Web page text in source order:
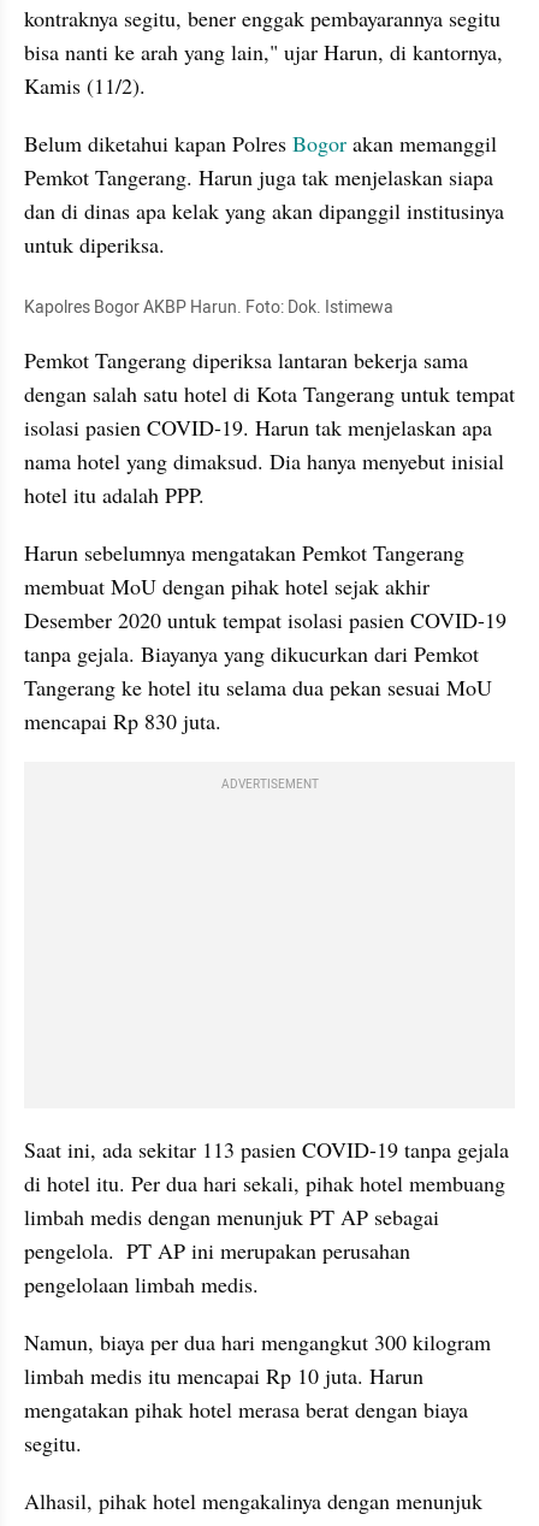
kontraknya segitu, bener enggak pembayarannya segitu
bisa nanti ke arah yang lain," ujar Harun, di kantornya,
Kamis (11/2).
Belum diketahui kapan Polres Bogor akan memanggil
Pemkot Tangerang. Harun juga tak menjelaskan siapa
dan di dinas apa kelak yang akan dipanggil institusinya
untuk diperiksa.
Kapolres Bogor AKBP Harun. Foto: Dok. Istimewa
Pemkot Tangerang diperiksa lantaran bekerja sama
dengan salah satu hotel di Kota Tangerang untuk tempat
isolasi pasien COVID-19. Harun tak menjelaskan apa
nama hotel yang dimaksud. Dia hanya menyebut inisial
hotel itu adalah PPP.
Harun sebelumnya mengatakan Pemkot Tangerang
membuat MoU dengan pihak hotel sejak akhir
Desember 2020 untuk tempat isolasi pasien COVID-19
tanpa gejala. Biayanya yang dikucurkan dari Pemkot
Tangerang ke hotel itu selama dua pekan sesuai MoU
mencapai Rp 830 juta.
ADVERTISEMENT
Saat ini, ada sekitar 113 pasien COVID-19 tanpa gejala
di hotel itu. Per dua hari sekali, pihak hotel membuang
limbah medis dengan menunjuk PT AP sebagai
pengelola.  PT AP ini merupakan perusahan
pengelolaan limbah medis.
Namun, biaya per dua hari mengangkut 300 kilogram
limbah medis itu mencapai Rp 10 juta. Harun
mengatakan pihak hotel merasa berat dengan biaya
segitu.
Alhasil, pihak hotel mengakalinya dengan menunjuk